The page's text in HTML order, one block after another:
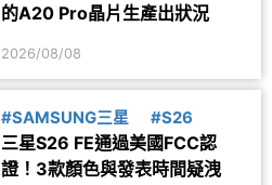
的A20 Pro晶片生產出狀況
2026/08/08
#SAMSUNG三星 #S26
三星S26 FE通過美國FCC認
證！3款顏色與發表時間疑洩